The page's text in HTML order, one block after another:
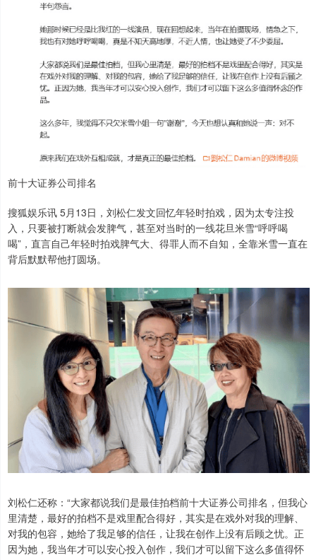
前十大证券公司排名
搜狐娱乐讯 5月13日，刘松仁发文回忆年轻时拍戏，因为太专注投
入，只要被打断就会发脾气，甚至对当时的一线花旦米雪“呼呼喝
喝”，直言自己年轻时拍戏脾气大、得罪人而不自知，全靠米雪一直在
背后默默帮他打圆场。
刘松仁还称：“大家都说我们是最佳拍档前十大证券公司排名，但我心
里清楚，最好的拍档不是戏里配合得好，其实是在戏外对我的理解、
对我的包容，她给了我足够的信任，让我在创作上没有后顾之忧。正
因为她，我当年才可以安心投入创作，我们才可以留下这么多值得怀